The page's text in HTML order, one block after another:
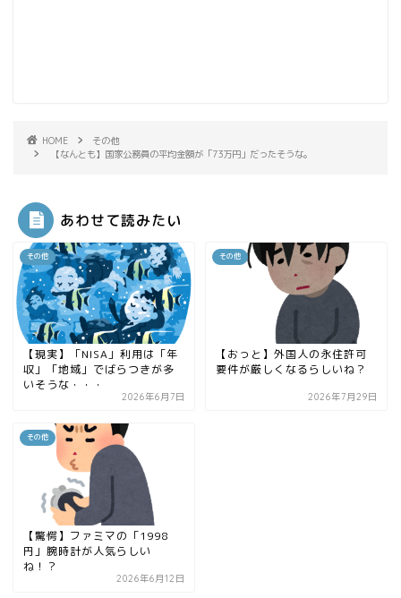
HOME
その他
【なんとも】国家公務員の平均金額が「73万円」だったそうな。
あわせて読みたい
その他
【現実】「NISA」利用は「年
収」「地域」でばらつきが多
いそうな・・・
2026年6月7日
その他
【おっと】外国人の永住許可
要件が厳しくなるらしいね？
2026年7月29日
その他
【驚愕】ファミマの「1998
円」腕時計が人気らしい
ね！？
2026年6月12日